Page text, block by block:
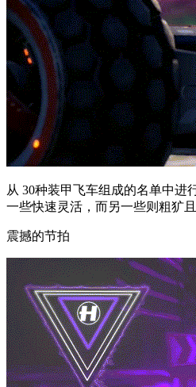
从 30种装甲飞车组成的名单中进
一些快速灵活，而另一些则粗犷且
震撼的节拍